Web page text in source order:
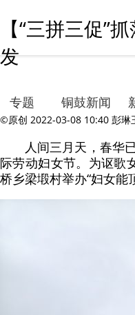
【“三拼三促”
发
专题 铜鼓新闻
©原创 2022-03-08 10:40 彭琳
人间三月天，春华
际劳动妇女节。为讴歌
桥乡梁塅村举办“妇女能